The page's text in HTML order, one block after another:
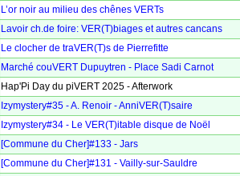
L’or noir au milieu des chênes VERTs
Lavoir ch.de foire: VER(T)biages et autres cancans
Le clocher de traVER(T)s de Pierrefitte
Marché couVERT Dupuytren - Place Sadi Carnot
Hap'Pi Day du piVERT 2025 - Afterwork
Izymystery#35 - A. Renoir - AnniVER(T)saire
Izymystery#34 - Le VER(T)itable disque de Noël
[Commune du Cher]#133 - Jars
[Commune du Cher]#131 - Vailly-sur-Sauldre